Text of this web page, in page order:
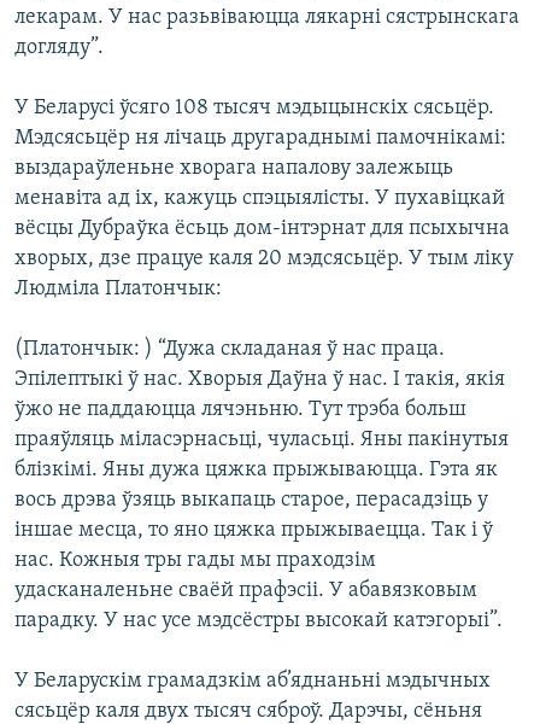
лекарам. У нас разьвіваюцца лякарні сястрынскага
догляду”.
У Беларусі ўсяго 108 тысяч мэдыцынскіх сясьцёр.
Мэдсясьцёр ня лічаць другараднымі памочнікамі:
выздараўленьне хворага напалову залежыць
менавіта ад іх, кажуць спэцыялісты. У пухавіцкай
вёсцы Дубраўка ёсьць дом-інтэрнат для псыхычна
хворых, дзе працуе каля 20 мэдсясьцёр. У тым ліку
Людміла Платончык:
(Платончык: ) “Дужа складаная ў нас праца.
Эпілептыкі ў нас. Хворыя Даўна ў нас. І такія, якія
ўжо не паддаюцца лячэньню. Тут трэба больш
праяўляць міласэрнасьці, чуласьці. Яны пакінутыя
блізкімі. Яны дужа цяжка прыжываюцца. Гэта як
вось дрэва ўзяць выкапаць старое, перасадзіць у
іншае месца, то яно цяжка прыжываецца. Так і ў
нас. Кожныя тры гады мы праходзім
удасканаленьне сваёй прафэсіі. У абавязковым
парадку. У нас усе мэдсёстры высокай катэгорыі”.
У Беларускім грамадзкім аб’яднаньні мэдычных
сясьцёр каля двух тысяч сяброў. Дарэчы, сёньня